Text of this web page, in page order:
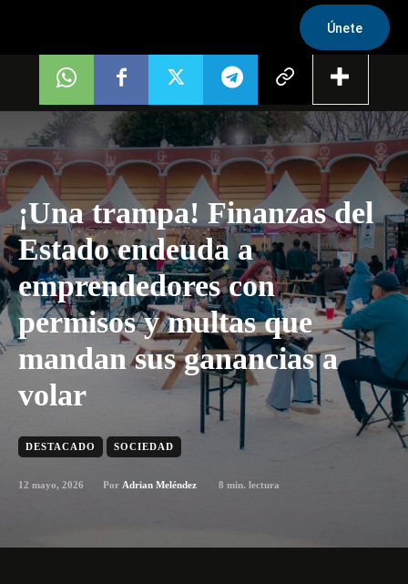
Únete
¡Una trampa! Finanzas del
Estado endeuda a
emprendedores con
permisos y multas que
mandan sus ganancias a
volar
DESTACADO SOCIEDAD
12 mayo, 2026 Por Adrian Meléndez 8 min. lectura